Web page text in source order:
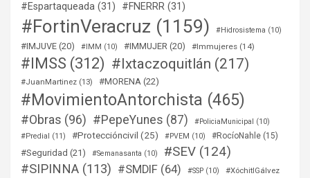
#Espartaqueada (31) #FNERRR (31)
#FortinVeracruz (1159) #Hidrosistema (10)
#IMJUVE (20) #IMM (10) #IMMUJER (20) #Immujeres (14)
#IMSS (312) #Ixtaczoquitlán (217)
#JuanMartinez (13) #MORENA (22)
#MovimientoAntorchista (465)
#Obras (96) #PepeYunes (87) #PoliciaMunicipal
(10)
#Predial
(11) #Proteccióncivil (25) #PVEM (10) #RocíoNahle (15)
#Seguridad (21) #Semanasanta (10) #SEV (124)
#SIPINNA (113) #SMDIF (64) #SSP (10) #XóchitlGálvez